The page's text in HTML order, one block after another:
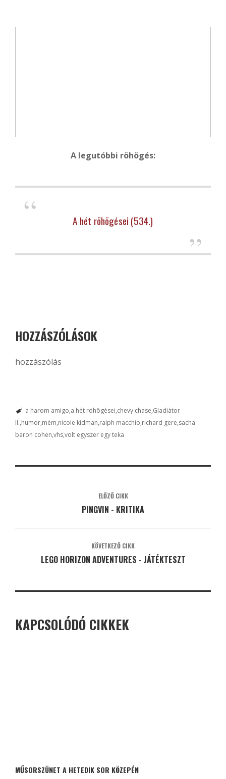
A legutóbbi röhögés:
A hét röhögései (534.)
HOZZÁSZÓLÁSOK
hozzászólás
a harom amigo a hét röhögései chevy chase Gladiátor
II. humor mém nicole kidman ralph macchio richard gere sacha
baron cohen vhsvolt egyszer egy teka
ELŐZŐ CIKK
PINGVIN - KRITIKA
KÖVETKEZŐ CIKK
LEGO HORIZON ADVENTURES - JÁTÉKTESZT
KAPCSOLÓDÓ CIKKEK
MŰSORSZÜNET A HETEDIK SOR KÖZEPÉN